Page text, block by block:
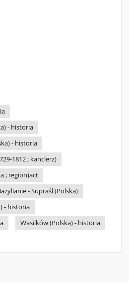
- historia
- historia
1812 ; kanclerz)
; region)act
- Supraśl (Polska)
- historia
Wasilków (Polska) - historia